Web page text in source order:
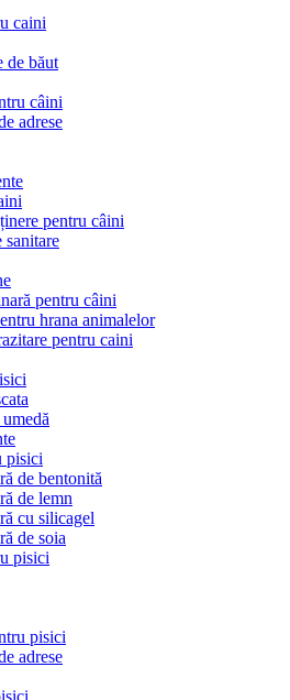
caini
de băut
câini
adrese
pentru câini
sanitare
pentru câini
hrana animalelor
pentru caini
pisici
de bentonită
de lemn
cu silicagel
de soia
pisici
pisici
adrese